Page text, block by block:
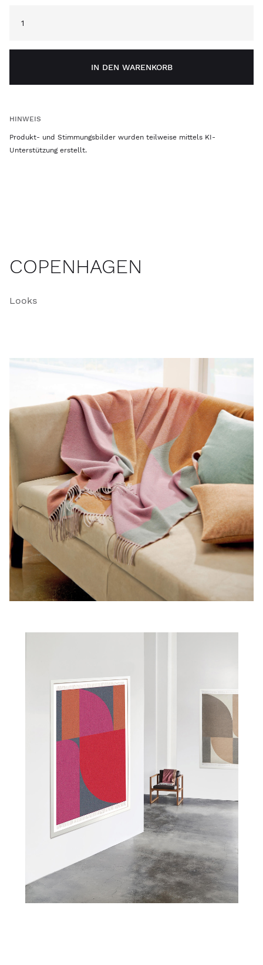
IN DEN WARENKORB
HINWEIS
Produkt- und Stimmungsbilder wurden teilweise mittels KI-
Unterstützung erstellt.
COPENHAGEN
Looks